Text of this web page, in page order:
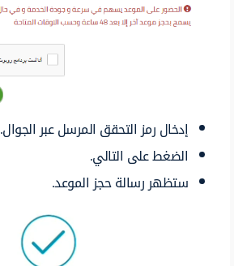
إدخال رمز التحقق المرسل عبر الجوال.
الضغط على التالي.
ستظهر رسالة حجز الموعد.